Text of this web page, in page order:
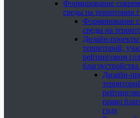
Формирование
среды на территории
Формирование
среды на
Дизайн-
территорий,
рейтинговом
Дизайн-
право
году